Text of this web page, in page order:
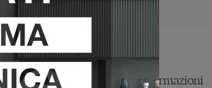
Richiedi Maggiori Informazioni